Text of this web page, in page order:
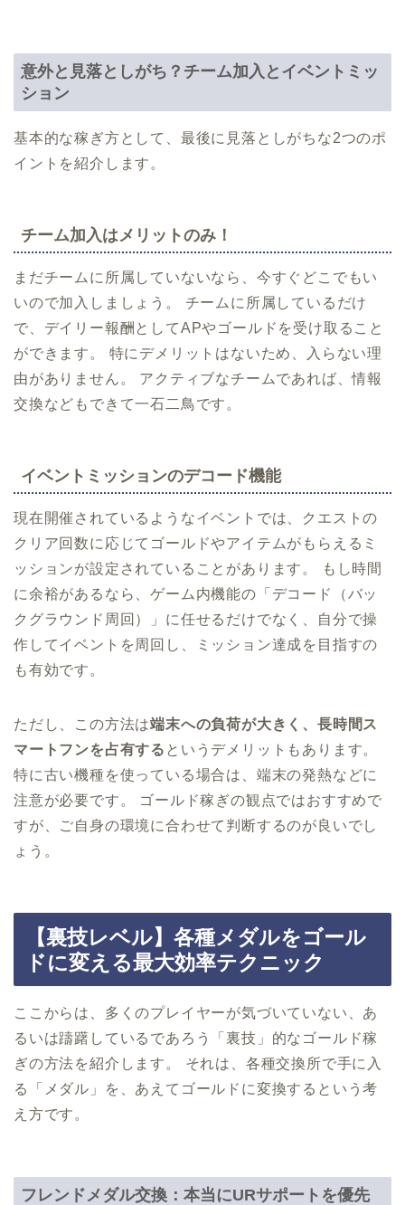
意外と見落としがち？チーム加入とイベントミッ
ション
基本的な稼ぎ方として、最後に見落としがちな2つのポ
イントを紹介します。
チーム加入はメリットのみ！
まだチームに所属していないなら、今すぐどこでもい
いので加入しましょう。 チームに所属しているだけ
で、デイリー報酬としてAPやゴールドを受け取ること
ができます。 特にデメリットはないため、入らない理
由がありません。 アクティブなチームであれば、情報
交換などもできて一石二鳥です。
イベントミッションのデコード機能
現在開催されているようなイベントでは、クエストの
クリア回数に応じてゴールドやアイテムがもらえるミ
ッションが設定されていることがあります。 もし時間
に余裕があるなら、ゲーム内機能の「デコード（バッ
クグラウンド周回）」に任せるだけでなく、自分で操
作してイベントを周回し、ミッション達成を目指すの
も有効です。
ただし、この方法は端末への負荷が大きく、長時間ス
マートフンを占有する というデメリットもあります。
特に古い機種を使っている場合は、端末の発熱などに
注意が必要です。 ゴールド稼ぎの観点ではおすすめで
すが、ご自身の環境に合わせて判断するのが良いでし
ょう。
【裏技レベル】各種メダルをゴール
ドに変える最大効率テクニック
ここからは、多くのプレイヤーが気づいていない、あ
るいは躊躇しているであろう「裏技」的なゴールド稼
ぎの方法を紹介します。 それは、各種交換所で手に入
る「メダル」を、あえてゴールドに変換するという考
え方です。
フレンドメダル交換：本当にURサポートを優先